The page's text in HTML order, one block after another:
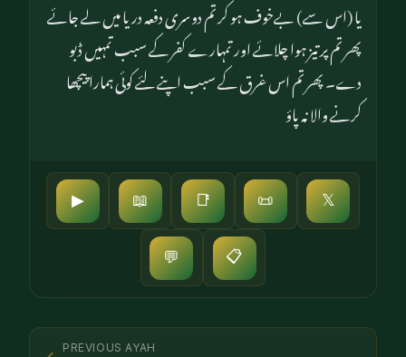
یا (اس سے) بےخوف ہو کر تم دوسری دفعہ دریا میں لے جائے
پھر تم پر تیز ہوا چلائے اور تمہارے کفر کے سبب تمہیں ڈبو
دے۔ پھر تم اس غرق کے سبب اپنے لئے کوئی ہمارا پیچھا
کرنے والا نہ پاؤ
▶ 📖 📑 📜 𝕏
💬 📋
PREVIOUS AYAH